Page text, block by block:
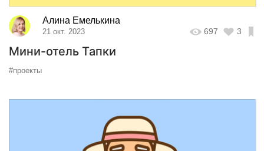
Алина Емелькина
21 окт. 2023 697 3
Мини-отель Тапки
#проекты